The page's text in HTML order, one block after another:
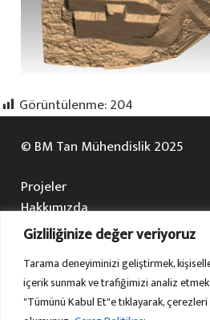
Gizliliğinize değer veriyoruz
Tarama deneyiminizi geliştirmek,
içerik sunmak ve trafiğimizi analiz
"Tümünü Kabul Et"e tıklayarak,
Görüntülenme:204
© BM Tan Mühendislik 2025
Projeler
Hakkımızda
Çalışma Alanlarımız
Bize Ulaşın
HaritaOfis
Yapı Hesabı